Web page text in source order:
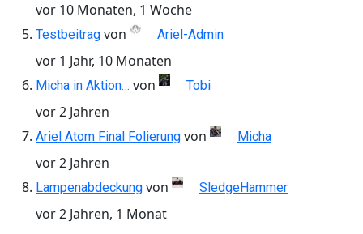
vor 10 Monaten, 1 Woche
Testbeitrag von Ariel-Admin
vor 1 Jahr, 10 Monaten
Micha in Aktion… von Tobi
vor 2 Jahren
Ariel Atom Final Folierung von Micha
vor 2 Jahren
Lampenabdeckung von SledgeHammer
vor 2 Jahren, 1 Monat